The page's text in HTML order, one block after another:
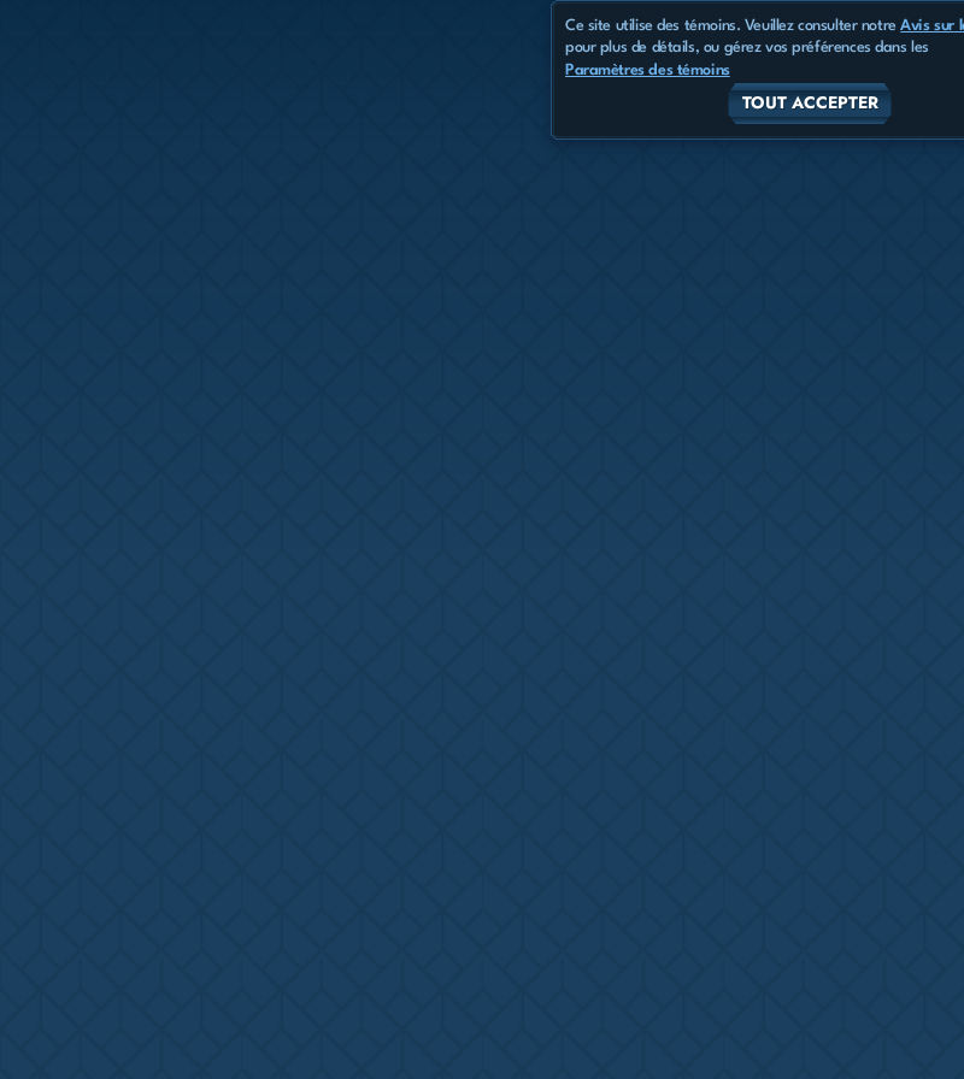
Ce site utilise des témoins. Veuillez consulter notreAvis sur
pour plus de détails, ou gérez vos préférences dans les
Paramètres des témoins
TOUT ACCEPTER